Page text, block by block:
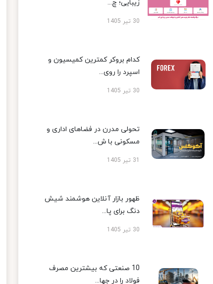
زیبایی؛ چ...
30 تیر 1405
کدام بروکر کمترین کمیسیون و
اسپرد را روی...
30 تیر 1405
تحولی مدرن در فضاهای اداری و
مسکونی با ش...
31 تیر 1405
ظهور بازار آنلاین هوشمند شیش
دنگ برای پا...
30 تیر 1405
10 صنعتی که بیشترین مصرف
فولاد را در جها...